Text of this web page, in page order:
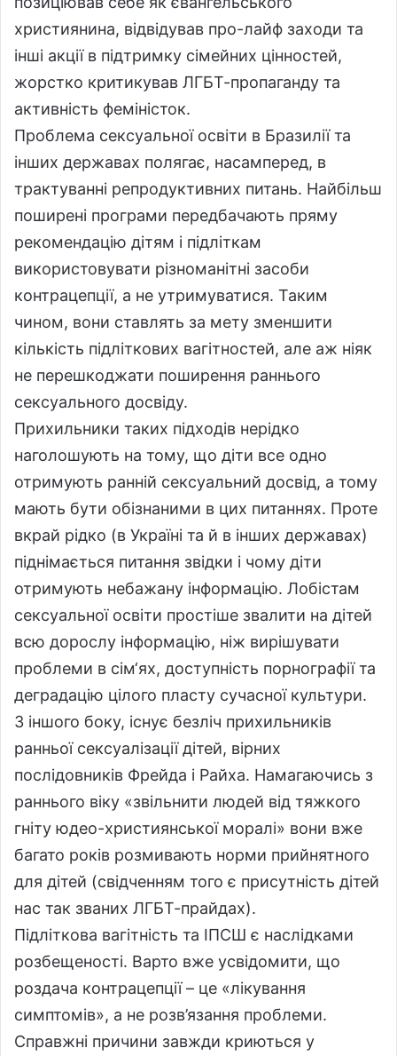
християнина, відвідував про-лайф заходи та
інші акції в підтримку сімейних цінностей,
жорстко критикував ЛГБТ-пропаганду та
активність феміністок.
Проблема сексуальної освіти в Бразилії та
інших державах полягає, насамперед, в
трактуванні репродуктивних питань. Найбільш
поширені програми передбачають пряму
рекомендацію дітям і підліткам
використовувати різноманітні засоби
контрацепції, а не утримуватися. Таким
чином, вони ставлять за мету зменшити
кількість підліткових вагітностей, але аж ніяк
не перешкоджати поширення раннього
сексуального досвіду.
Прихильники таких підходів нерідко
наголошують на тому, що діти все одно
отримують ранній сексуальний досвід, а тому
мають бути обізнаними в цих питаннях. Проте
вкрай рідко (в Україні та й в інших державах)
піднімається питання звідки і чому діти
отримують небажану інформацію. Лобістам
сексуальної освіти простіше звалити на дітей
всю дорослу інформацію, ніж вирішувати
проблеми в сім‘ях, доступність порнографії та
деградацію цілого пласту сучасної культури.
З іншого боку, існує безліч прихильників
ранньої сексуалізації дітей, вірних
послідовників Фрейда і Райха. Намагаючись з
раннього віку «звільнити людей від тяжкого
гніту юдео-християнської моралі» вони вже
багато років розмивають норми прийнятного
для дітей (свідченням того є присутність дітей
нас так званих ЛГБТ-прайдах).
Підліткова вагітність та ІПСШ є наслідками
розбещеності. Варто вже усвідомити, що
роздача контрацепції – це «лікування
симптомів», а не розв’язання проблеми.
Справжні причини завжди криються у